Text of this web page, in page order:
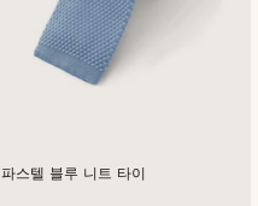
파스텔 블루 니트 타이